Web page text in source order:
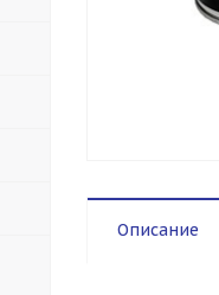
Описание